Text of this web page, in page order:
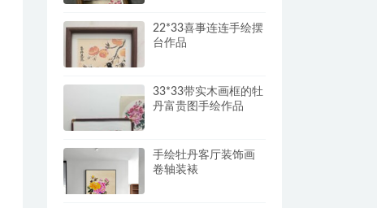
22*33喜事连连手绘摆
台作品
33*33带实木画框的牡
丹富贵图手绘作品
手绘牡丹客厅装饰画
卷轴装裱